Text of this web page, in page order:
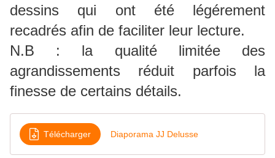
dessins qui ont été légérement
recadrés afin de faciliter leur lecture.
N.B : la qualité limitée des
agrandissements réduit parfois la
finesse de certains détails.
Télécharger Diaporama JJ Delusse